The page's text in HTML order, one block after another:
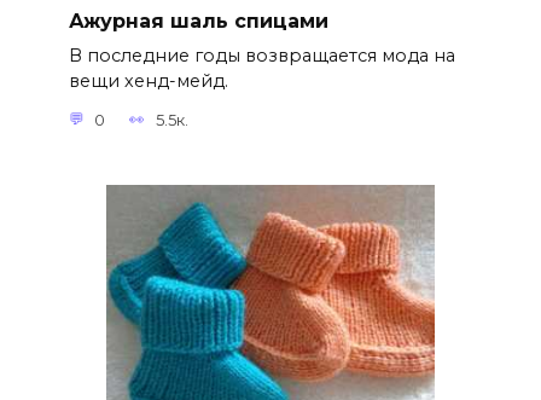
Ажурная шаль спицами
В последние годы возвращается мода на
вещи хенд-мейд.
0 5.5к.